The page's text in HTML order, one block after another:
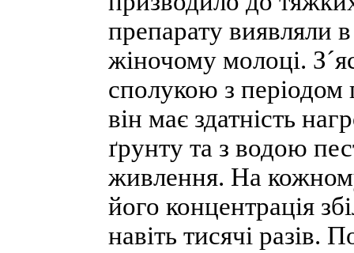
препарату виявляли в
жіночому молоці.
сполукою з періодом
він має здатність
ґрунту та з водою
живлення. На
його концентрація
навіть тисячі разів.